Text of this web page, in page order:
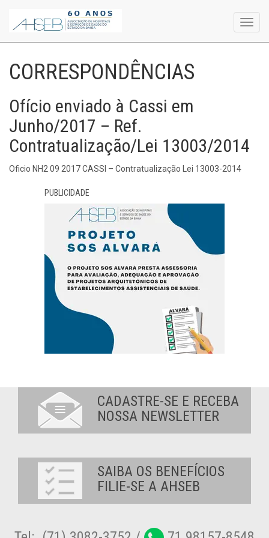
CORRESPONDÊNCIAS
Ofício enviado à Cassi em
Junho/2017 – Ref.
Contratualização/Lei 13003/2014
Oficio NH2 09 2017 CASSI – Contratualização Lei 13003-2014
PUBLICIDADE
CADASTRE-SE E RECEBA
NOSSA NEWSLETTER
SAIBA OS BENEFÍCIOS
FILIE-SE A AHSEB